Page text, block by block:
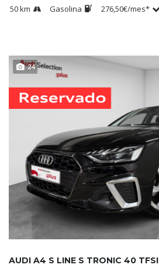
50 km Gasolina 276,50€/mes*
24
AUDI A4 S LINE S TRONIC 40 TFSI